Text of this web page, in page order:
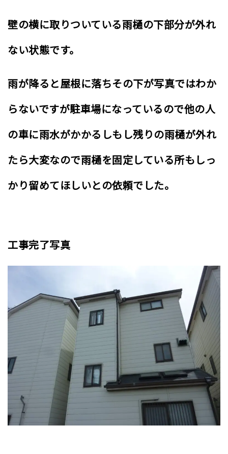
壁の横に取りついている雨樋の下部分が外れ
ない状態です。
雨が降ると屋根に落ちその下が写真ではわか
らないですが駐車場になっているので他の人
の車に雨水がかかるしもし残りの雨樋が外れ
たら大変なので雨樋を固定している所もしっ
かり留めてほしいとの依頼でした。
工事完了写真